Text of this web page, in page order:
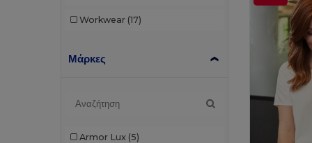
Workwear (17)
Μάρκες
Armor Lux (5)